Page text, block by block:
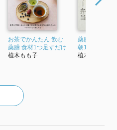
お茶でかんたん 飲む
薬膳 食材1つ足すだけ
植木もも子
薬膳スープジ
朝10分で作れる
植木もも子